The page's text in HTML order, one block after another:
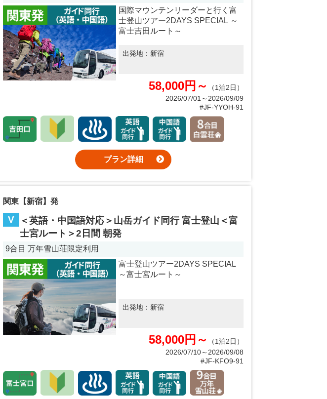
国際マウンテンリーダーと行く富
士登山ツアー2DAYS SPECIAL ～
富士吉田ルート～
出発地： 新宿
58,000円～
（1泊2日）
2026/07/01～2026/09/09
#JF-YYOH-91
プラン詳細
関東【新宿】発
V
＜英語・中国語対応＞山岳ガイド同行 富士登山＜富
士宮ルート＞2日間 朝発
9合目 万年雪山荘限定利用
富士登山ツアー2DAYS SPECIAL
～富士宮ルート～
出発地： 新宿
58,000円～
（1泊2日）
2026/07/10～2026/09/08
#JF-KFO9-91